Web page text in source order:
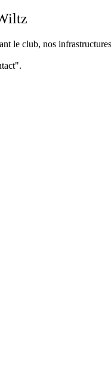
le club, nos